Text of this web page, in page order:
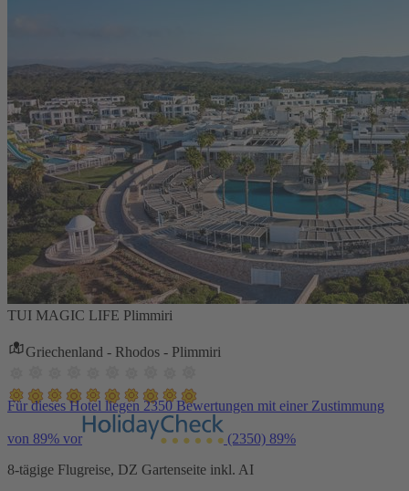
TUI MAGIC LIFE Plimmiri
Griechenland - Rhodos - Plimmiri
Für dieses Hotel liegen 2350 Bewertungen mit einer Zustimmung
von 89% vor (2350) 89%
8-tägige Flugreise, DZ Gartenseite inkl. AI